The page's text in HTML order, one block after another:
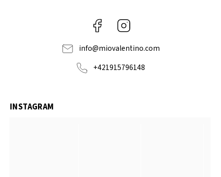
Facebook
info@miovalentino.com
+421915796148
INSTAGRAM